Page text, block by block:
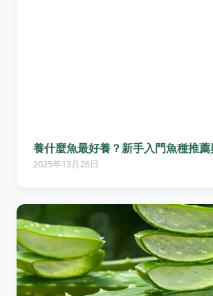
養什麼魚最好養？新手入門魚種推
2025年12月26日